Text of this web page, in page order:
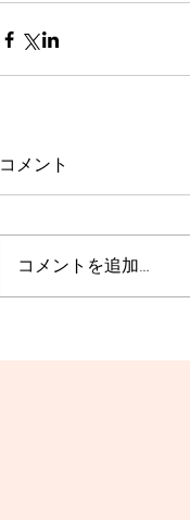
コメント
コメントを追加…